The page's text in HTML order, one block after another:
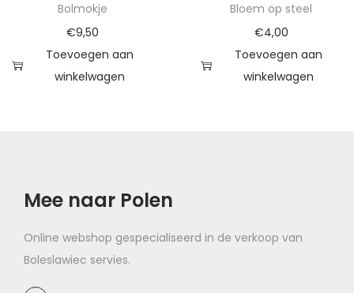
Bolmokje
€9,50
Toevoegen aan
winkelwagen
Bloem op steel
€4,00
Toevoegen aan
winkelwagen
Mee naar Polen
Online webshop gespecialiseerd in de verkoop van
Boleslawiec servies.